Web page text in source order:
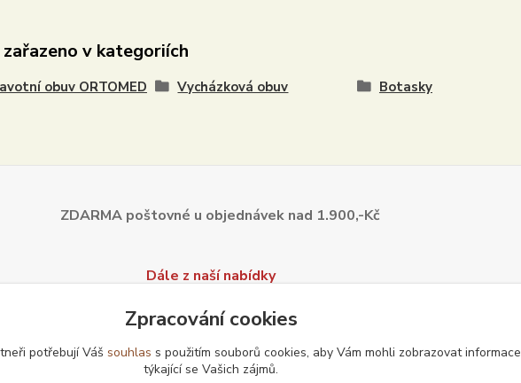
v kategoriích
obuv ORTOMED Vycházková obuv Botasky
ZDARMA poštovné u objednáveknad 1.900,-Kč
Dále z naší nabídky
Zpracování cookies
potřebují Váš souhlas s použitím souborů cookies, aby Vám mohli zobrazovat informace
týkající se Vašich zájmů.